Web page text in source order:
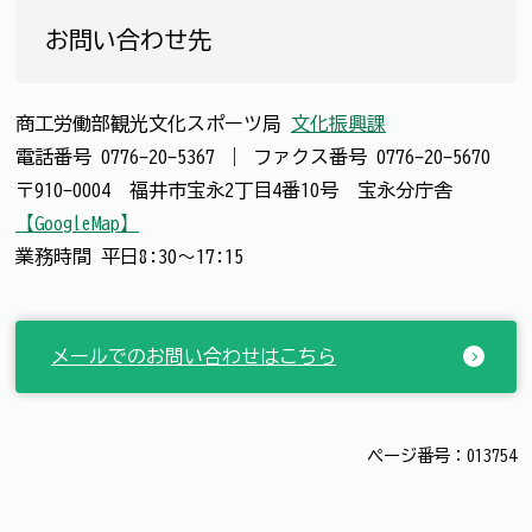
お問い合わせ先
商工労働部観光文化スポーツ局 文化振興課
電話番号 0776-20-5367 ファクス番号 0776-20-5670
〒910-0004 福井市宝永2丁目4番10号 宝永分庁舎
【GoogleMap】
業務時間 平日8:30～17:15
メールでのお問い合わせはこちら
ページ番号：013754